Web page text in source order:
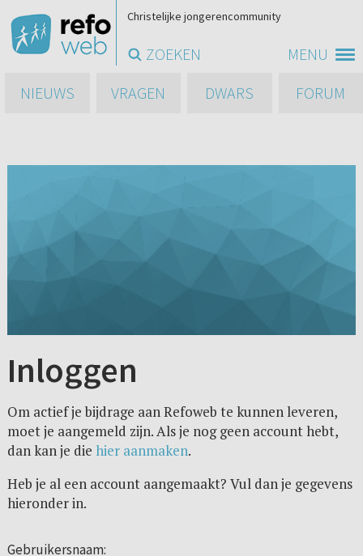
MENU
Christelijke jongerencommunity
ZOEKEN
NIEUWS
VRAGEN DWARS FORUM
Inloggen
Om actief je bijdrage aan Refoweb te kunnen leveren,
moet je aangemeld zijn. Als je nog geen account hebt,
dan kan je die hier aanmaken.
Heb je al een account aangemaakt? Vul dan je gegevens
hieronder in.
Gebruikersnaam: